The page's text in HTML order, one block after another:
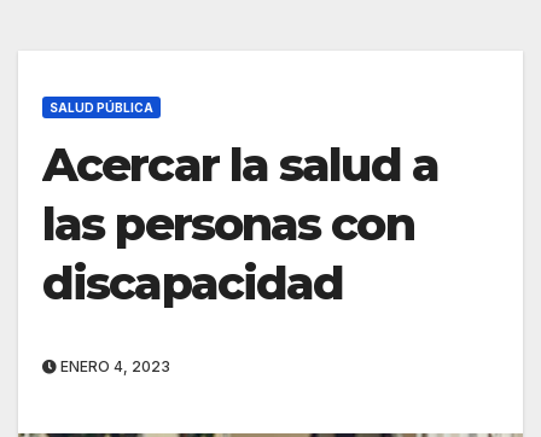
SALUD PÚBLICA
Acercar la salud a
las personas con
discapacidad
ENERO 4, 2023